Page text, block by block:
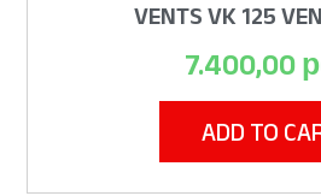
VENTS VK 125
7.400,00
ADD TO